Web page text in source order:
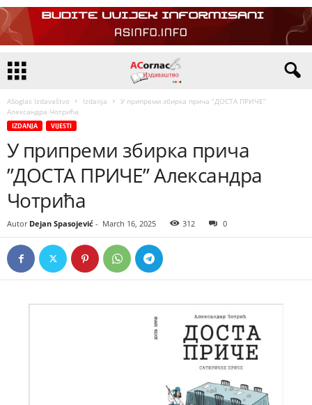
ASoglas Izdavaštvo Izdanja
У припреми збирка прича ”ДОСТА ПРИЧЕ”
Александра Чотрића
IZDANJA VIJESTI
У припреми збирка прича
”ДОСТА ПРИЧЕ” Александра
Чотрића
Autor Dejan Spasojević - March 16, 2025 312 0